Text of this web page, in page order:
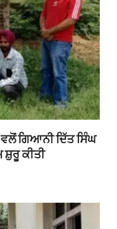
ਵਲੋਂ ਗਿਆਨੀ ਦਿੱਤ ਸਿੰਘ
ਸ਼ੁਰੂ ਕੀਤੀ